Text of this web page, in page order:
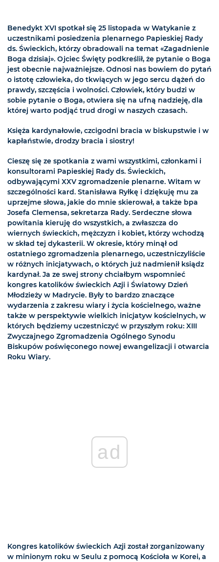
Benedykt XVI spotkał się 25 listopada w Watykanie z
uczestnikami posiedzenia plenarnego Papieskiej Rady
ds. Świeckich, którzy obradowali na temat «Zagadnienie
Boga dzisiaj». Ojciec Święty podkreślił, że pytanie o Boga
jest obecnie najważniejsze. Odnosi nas bowiem do pytań
o istotę człowieka, do tkwiących w jego sercu dążeń do
prawdy, szczęścia i wolności. Człowiek, który budzi w
sobie pytanie o Boga, otwiera się na ufną nadzieję, dla
której warto podjąć trud drogi w naszych czasach.
Księża kardynałowie, czcigodni bracia w biskupstwie i w
kapłaństwie, drodzy bracia i siostry!
Cieszę się ze spotkania z wami wszystkimi, członkami i
konsultorami Papieskiej Rady ds. Świeckich,
odbywającymi XXV zgromadzenie plenarne. Witam w
szczególności kard. Stanisława Ryłkę i dziękuję mu za
uprzejme słowa, jakie do mnie skierował, a także bpa
Josefa Clemensa, sekretarza Rady. Serdeczne słowa
powitania kieruję do wszystkich, a zwłaszcza do
wiernych świeckich, mężczyzn i kobiet, którzy wchodzą
w skład tej dykasterii. W okresie, który minął od
ostatniego zgromadzenia plenarnego, uczestniczyliście
w różnych inicjatywach, o których już nadmienił ksiądz
kardynał. Ja ze swej strony chciałbym wspomnieć
kongres katolików świeckich Azji i Światowy Dzień
Młodzieży w Madrycie. Były to bardzo znaczące
wydarzenia z zakresu wiary i życia kościelnego, ważne
także w perspektywie wielkich inicjatyw kościelnych, w
których będziemy uczestniczyć w przyszłym roku: XIII
Zwyczajnego Zgromadzenia Ogólnego Synodu
Biskupów poświęconego nowej ewangelizacji i otwarcia
Roku Wiary.
ad
Kongres katolików świeckich Azji został zorganizowany
w minionym roku w Seulu z pomocą Kościoła w Korei, a